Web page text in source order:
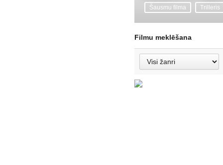
Šausmu filma Trilleris
Filmu meklēšana